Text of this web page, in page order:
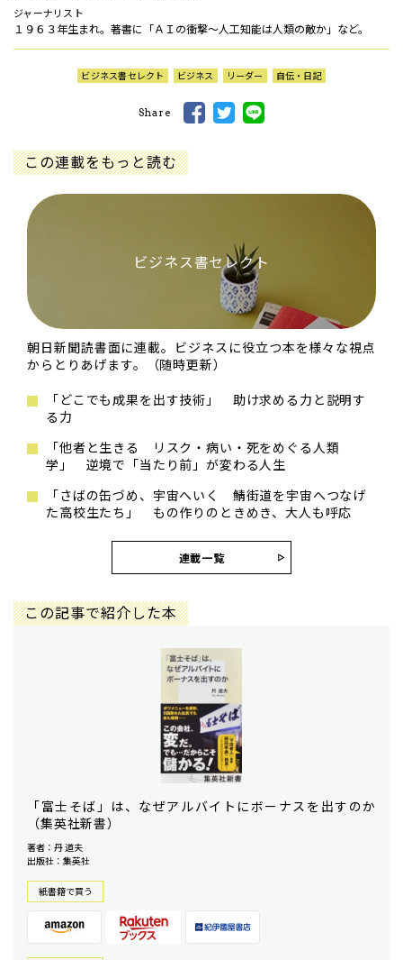
ジャーナリスト
１９６３年生まれ。著書に「ＡＩの衝撃～人工知能は人類の敵か」など。
ビジネス書セレクト ビジネス リーダー 自伝・日記
Share
この連載をもっと読む
ビジネス書セレクト
朝日新聞読書面に連載。ビジネスに役立つ本を様々な視点
からとりあげます。（随時更新）
「どこでも成果を出す技術」 助け求める力と説明す
る力
「他者と生きる リスク・病い・死をめぐる人類
学」 逆境で「当たり前」が変わる人生
「さばの缶づめ、宇宙へいく 鯖街道を宇宙へつなげ
た高校生たち」 もの作りのときめき、大人も呼応
連載一覧
この記事で紹介した本
「富士そば」は、なぜアルバイトにボーナスを出すのか
（集英社新書）
著者：丹 道夫
出版社：集英社
紙書籍で買う